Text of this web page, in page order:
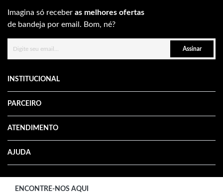
Imagina só receber as melhores ofertas
de bandeja por email. Bom, né?
Assinar
INSTITUCIONAL
PARCEIRO
ATENDIMENTO
AJUDA
ENCONTRE-NOS AQUI